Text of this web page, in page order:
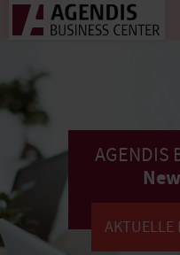
AGENDIS
AKTUELLE